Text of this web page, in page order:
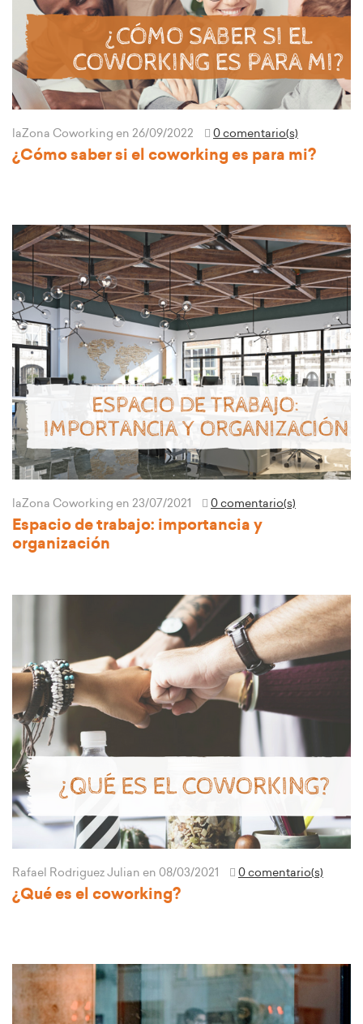
laZona Coworking en 26/09/2022 0 comentario(s)
¿Cómo saber si el coworking es para mi?
laZona Coworking en 23/07/2021 0 comentario(s)
Espacio de trabajo: importancia y
organización
Rafael Rodriguez Julian en 08/03/2021 0 comentario(s)
¿Qué es el coworking?